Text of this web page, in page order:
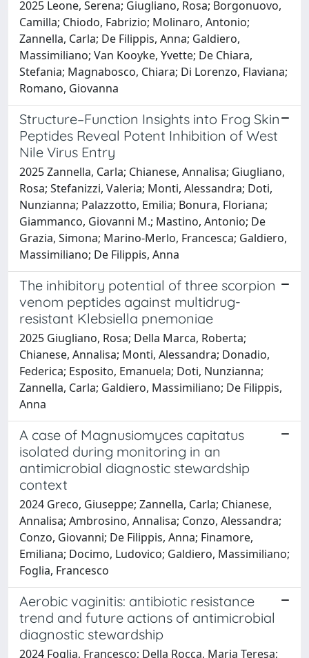
2025 Leone, Serena; Giugliano, Rosa; Borgonuovo,
Camilla; Chiodo, Fabrizio; Molinaro, Antonio;
Zannella, Carla; De Filippis, Anna; Galdiero,
Massimiliano; Van Kooyke, Yvette; De Chiara,
Stefania; Magnabosco, Chiara; Di Lorenzo, Flaviana;
Romano, Giovanna
Structure–Function Insights into Frog Skin
Peptides Reveal Potent Inhibition of West
Nile Virus Entry
2025 Zannella, Carla; Chianese, Annalisa; Giugliano,
Rosa; Stefanizzi, Valeria; Monti, Alessandra; Doti,
Nunzianna; Palazzotto, Emilia; Bonura, Floriana;
Giammanco, Giovanni M.; Mastino, Antonio; De
Grazia, Simona; Marino-Merlo, Francesca; Galdiero,
Massimiliano; De Filippis, Anna
The inhibitory potential of three scorpion
venom peptides against multidrug-
resistant Klebsiella pnemoniae
2025 Giugliano, Rosa; Della Marca, Roberta;
Chianese, Annalisa; Monti, Alessandra; Donadio,
Federica; Esposito, Emanuela; Doti, Nunzianna;
Zannella, Carla; Galdiero, Massimiliano; De Filippis,
Anna
A case of Magnusiomyces capitatus
isolated during monitoring in an
antimicrobial diagnostic stewardship
context
2024 Greco, Giuseppe; Zannella, Carla; Chianese,
Annalisa; Ambrosino, Annalisa; Conzo, Alessandra;
Conzo, Giovanni; De Filippis, Anna; Finamore,
Emiliana; Docimo, Ludovico; Galdiero, Massimiliano;
Foglia, Francesco
Aerobic vaginitis: antibiotic resistance
trend and future actions of antimicrobial
diagnostic stewardship
2024 Foglia, Francesco; Della Rocca, Maria Teresa;